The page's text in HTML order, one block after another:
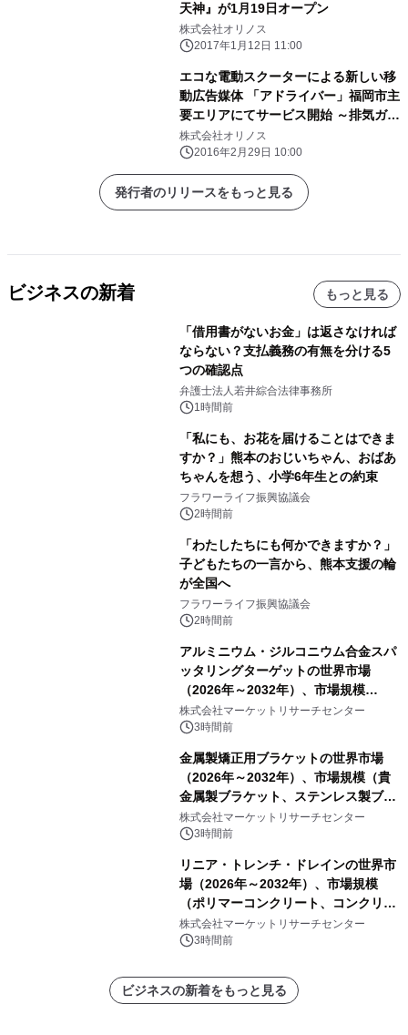
天神』が1月19日オープン
株式会社オリノス
2017年1月12日 11:00
エコな電動スクーターによる新しい移
動広告媒体 「アドライバー」福岡市主
要エリアにてサービス開始 ～排気ガス
0！渋滞誘発0！～
株式会社オリノス
2016年2月29日 10:00
発行者のリリースをもっと見る
ビジネスの新着 もっと見る
「借用書がないお金」は返さなければ
ならない？支払義務の有無を分ける5
つの確認点
弁護士法人若井綜合法律事務所
1時間前
「私にも、お花を届けることはできま
すか？」熊本のおじいちゃん、おばあ
ちゃんを想う、小学6年生との約束
フラワーライフ振興協議会
2時間前
「わたしたちにも何かできますか？」
子どもたちの一言から、熊本支援の輪
が全国へ
フラワーライフ振興協議会
2時間前
アルミニウム・ジルコニウム合金スパ
ッタリングターゲットの世界市場
（2026年～2032年）、市場規模
（0.995、0.999、その他）・分析レポ
ートを発表
株式会社マーケットリサーチセンター
3時間前
金属製矯正用ブラケットの世界市場
（2026年～2032年）、市場規模（貴
金属製ブラケット、ステンレス製ブラ
ケット、純チタン製ブラケット）・分
析レポートを発表
株式会社マーケットリサーチセンター
3時間前
リニア・トレンチ・ドレインの世界市
場（2026年～2032年）、市場規模
（ポリマーコンクリート、コンクリー
ト、プラスチック、金属）・分析レポ
ートを発表
株式会社マーケットリサーチセンター
3時間前
ビジネスの新着をもっと見る